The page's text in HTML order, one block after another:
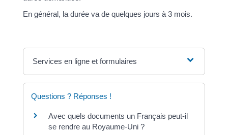
En général, la durée va de quelques jours à 3 mois.
Services en ligne et formulaires
Questions ? Réponses !
Avec quels documents un Français peut-il
se rendre au Royaume-Uni ?